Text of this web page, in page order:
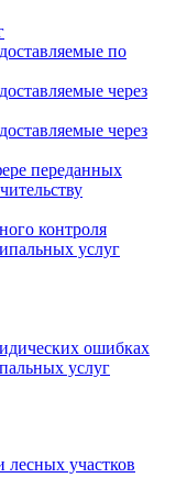
по
через
через
переданных
контроля
услуг
ошибках
услуг
участков